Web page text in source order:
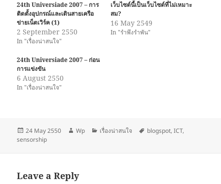
24th Universiade 2007 – การ
ติดตั้งอุปกรณ์และเดินสายเครือ
ข่ายเน็ตเวิร์ค (1)
2 September 2550
In "เรื่องน่าสนใจ"
เว็บไซต์นี้เป็นเว็บไซต์ที่ไม่เหมาะ
สม?
16 May 2549
In "รำพึงรำพัน"
24th Universiade 2007 – ก่อน
การแข่งขัน
6 August 2550
In "เรื่องน่าสนใจ"
Posted
on
24 May 2550 Author
Wp Categories
เรื่องน่าสนใจ Tags
blogspot,ICT,
sensorship
Leave a Reply